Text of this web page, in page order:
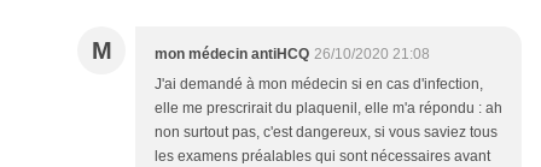
M mon médecin antiHCQ 26/10/2020 21:08
J'ai demandé à mon médecin si en cas d'infection,
elle me prescrirait du plaquenil, elle m'a répondu : ah
non surtout pas, c'est dangereux, si vous saviez tous
les examens préalables qui sont nécessaires avant